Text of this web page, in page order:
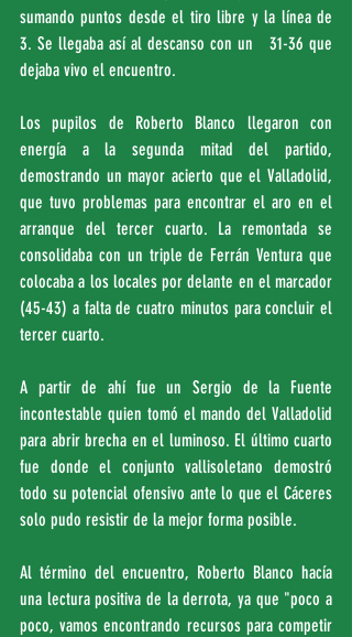
sumando puntos desde el tiro libre y la línea de
3. Se llegaba así al descanso con un   31-36 que
dejaba vivo el encuentro.
Los pupilos de Roberto Blanco llegaron con
energía a la segunda mitad del partido,
demostrando un mayor acierto que el Valladolid,
que tuvo problemas para encontrar el aro en el
arranque del tercer cuarto. La remontada se
consolidaba con un triple de Ferrán Ventura que
colocaba a los locales por delante en el marcador
(45-43) a falta de cuatro minutos para concluir el
tercer cuarto.
A partir de ahí fue un Sergio de la Fuente
incontestable quien tomó el mando del Valladolid
para abrir brecha en el luminoso. El último cuarto
fue donde el conjunto vallisoletano demostró
todo su potencial ofensivo ante lo que el Cáceres
solo pudo resistir de la mejor forma posible.
Al término del encuentro, Roberto Blanco hacía
una lectura positiva de la derrota, ya que "poco a
poco, vamos encontrando recursos para competir